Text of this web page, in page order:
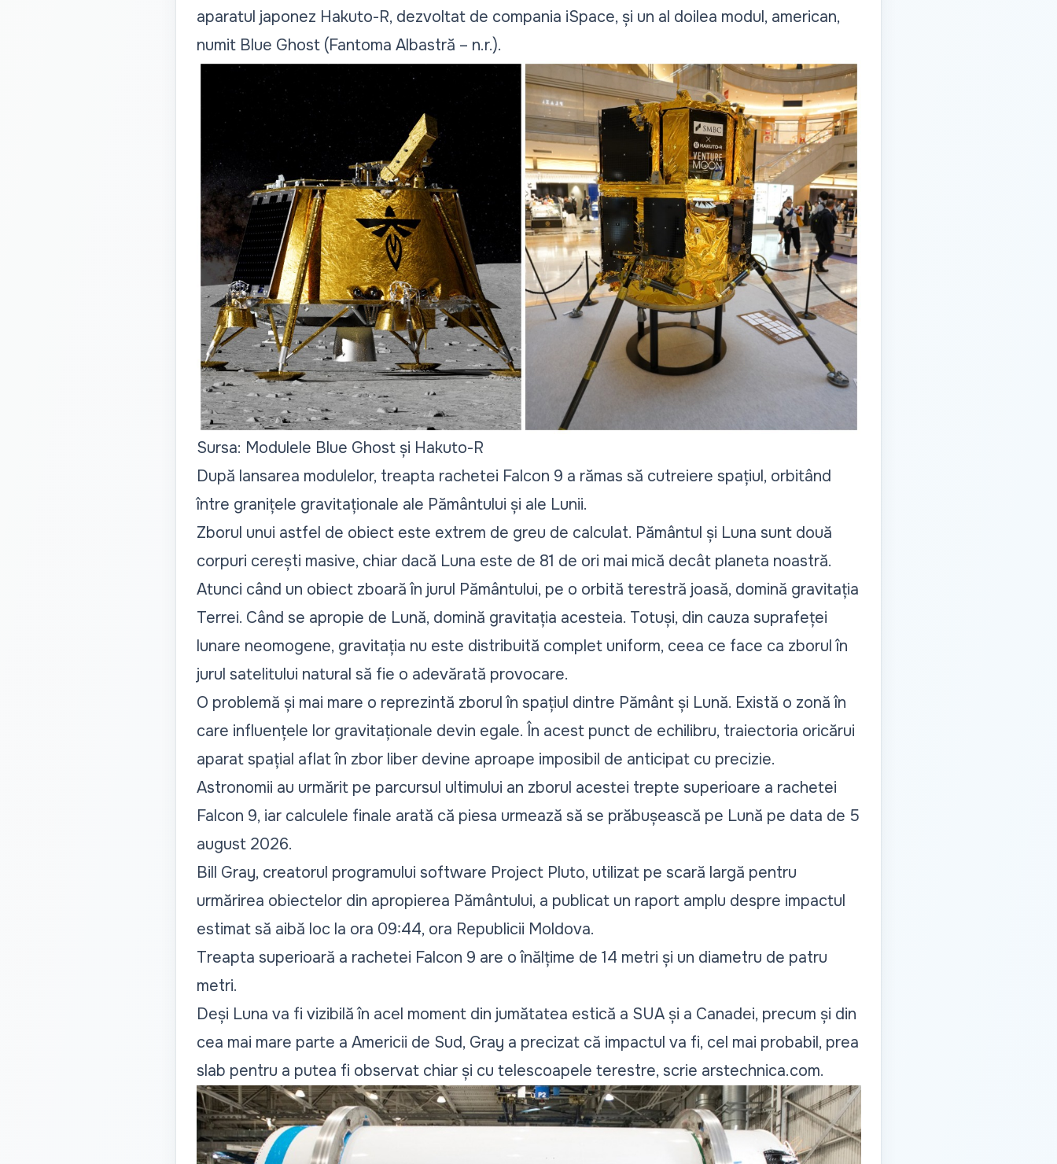
aparatul japonez Hakuto-R, dezvoltat de compania iSpace, și un al doilea modul, american,
numit Blue Ghost (Fantoma Albastră – n.r.).
Sursa: Modulele Blue Ghost și Hakuto-R
După lansarea modulelor, treapta rachetei Falcon 9 a rămas să cutreiere spațiul, orbitând
între granițele gravitaționale ale Pământului și ale Lunii.
Zborul unui astfel de obiect este extrem de greu de calculat. Pământul și Luna sunt două
corpuri cerești masive, chiar dacă Luna este de 81 de ori mai mică decât planeta noastră.
Atunci când un obiect zboară în jurul Pământului, pe o orbită terestră joasă, domină gravitația
Terrei. Când se apropie de Lună, domină gravitația acesteia. Totuși, din cauza suprafeței
lunare neomogene, gravitația nu este distribuită complet uniform, ceea ce face ca zborul în
jurul satelitului natural să fie o adevărată provocare.
O problemă și mai mare o reprezintă zborul în spațiul dintre Pământ și Lună. Există o zonă în
care influențele lor gravitaționale devin egale. În acest punct de echilibru, traiectoria oricărui
aparat spațial aflat în zbor liber devine aproape imposibil de anticipat cu precizie.
Astronomii au urmărit pe parcursul ultimului an zborul acestei trepte superioare a rachetei
Falcon 9, iar calculele finale arată că piesa urmează să se prăbușească pe Lună pe data de 5
august 2026.
Bill Gray, creatorul programului software Project Pluto, utilizat pe scară largă pentru
urmărirea obiectelor din apropierea Pământului, a publicat un raportamplu despre impactul
estimat să aibă loc la ora 09:44, ora Republicii Moldova.
Treapta superioară a rachetei Falcon 9 are o înălțime de 14 metri și un diametru de patru
metri.
Deși Luna va fi vizibilă în acel moment din jumătatea estică a SUA și a Canadei, precum și din
cea mai mare parte a Americii de Sud, Gray a precizat că impactul va fi, cel mai probabil, prea
slab pentru a putea fi observat chiar și cu telescoapele terestre, scrie arstechnica.com.